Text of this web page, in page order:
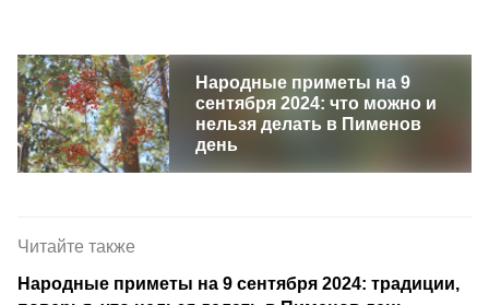
Народные приметы на 9
сентября 2024: что можно и
нельзя делать в Пименов
день
Читайте также
Народные приметы на 9 сентября 2024: традиции,